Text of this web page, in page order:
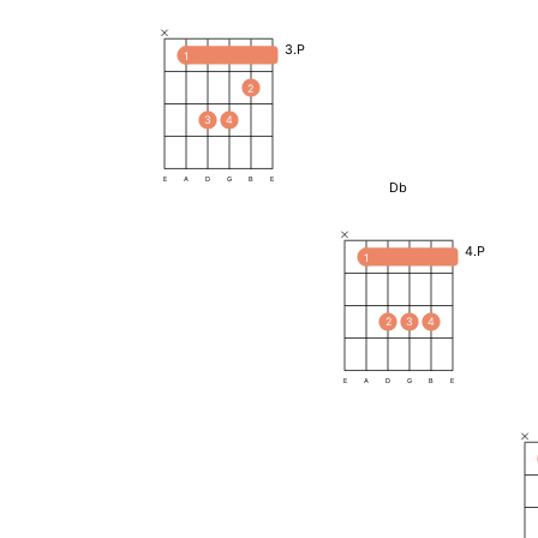
3.P
1
3 4
2
E A D G B E Db
4.P
1
2 3 4
E A D G B E